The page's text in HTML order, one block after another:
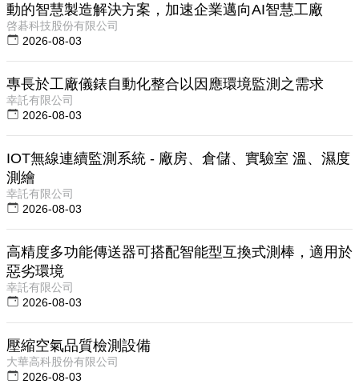
動的智慧製造解決方案，加速企業邁向AI智慧工廠
啓碁科技股份有限公司
2026-08-03
專長於工廠儀錶自動化整合以因應環境監測之需求
幸託有限公司
2026-08-03
IOT無線連續監測系統 - 廠房、倉儲、實驗室 溫、濕度
測繪
幸託有限公司
2026-08-03
高精度多功能傳送器可搭配智能型互換式測棒，適用於
惡劣環境
幸託有限公司
2026-08-03
壓縮空氣品質檢測設備
大華高科股份有限公司
2026-08-03